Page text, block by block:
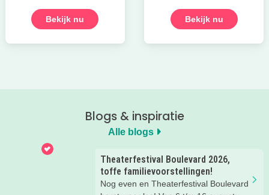
Bekijk nu Bekijk nu
Blogs & inspiratie
Alle blogs
Theaterfestival Boulevard 2026,
toffe familievoorstellingen!
Nog even en Theaterfestival Boulevard